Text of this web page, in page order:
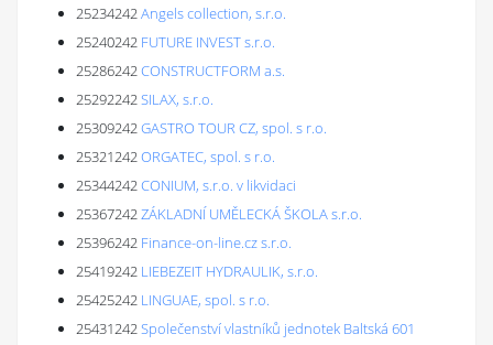
25234242Angels collection, s.r.o.
25240242 FUTURE INVEST s.r.o.
25286242CONSTRUCTFORM a.s.
25292242SILAX, s.r.o.
25309242GASTRO TOUR CZ, spol. s r.o.
25321242ORGATEC, spol. s r.o.
25344242CONIUM, s.r.o. v likvidaci
25367242ZÁKLADNÍ UMĚLECKÁ ŠKOLA s.r.o.
25396242 Finance-on-line.cz s.r.o.
25419242 LIEBEZEIT HYDRAULIK, s.r.o.
25425242 LINGUAE, spol. s r.o.
25431242Společenství vlastníků jednotek Baltská 601